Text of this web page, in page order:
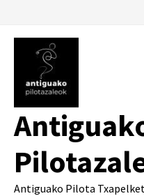
contenido
Antiguako Pilota